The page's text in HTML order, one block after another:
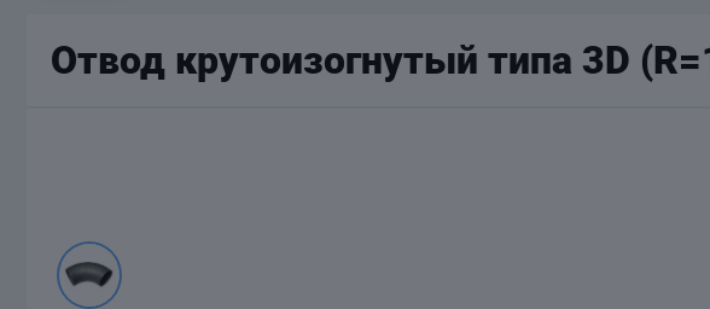
Отвод крутоизогнутый типа 3D